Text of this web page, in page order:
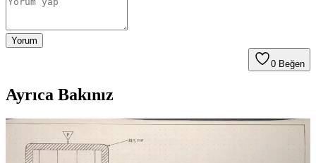
Yorum
0 Beğen
Ayrıca Bakınız
Yetki Yayıncılık 2025 Şematik Medeni Hukuk Konu
Anlatımı - Güncel ve Kapsamlı Kaynak